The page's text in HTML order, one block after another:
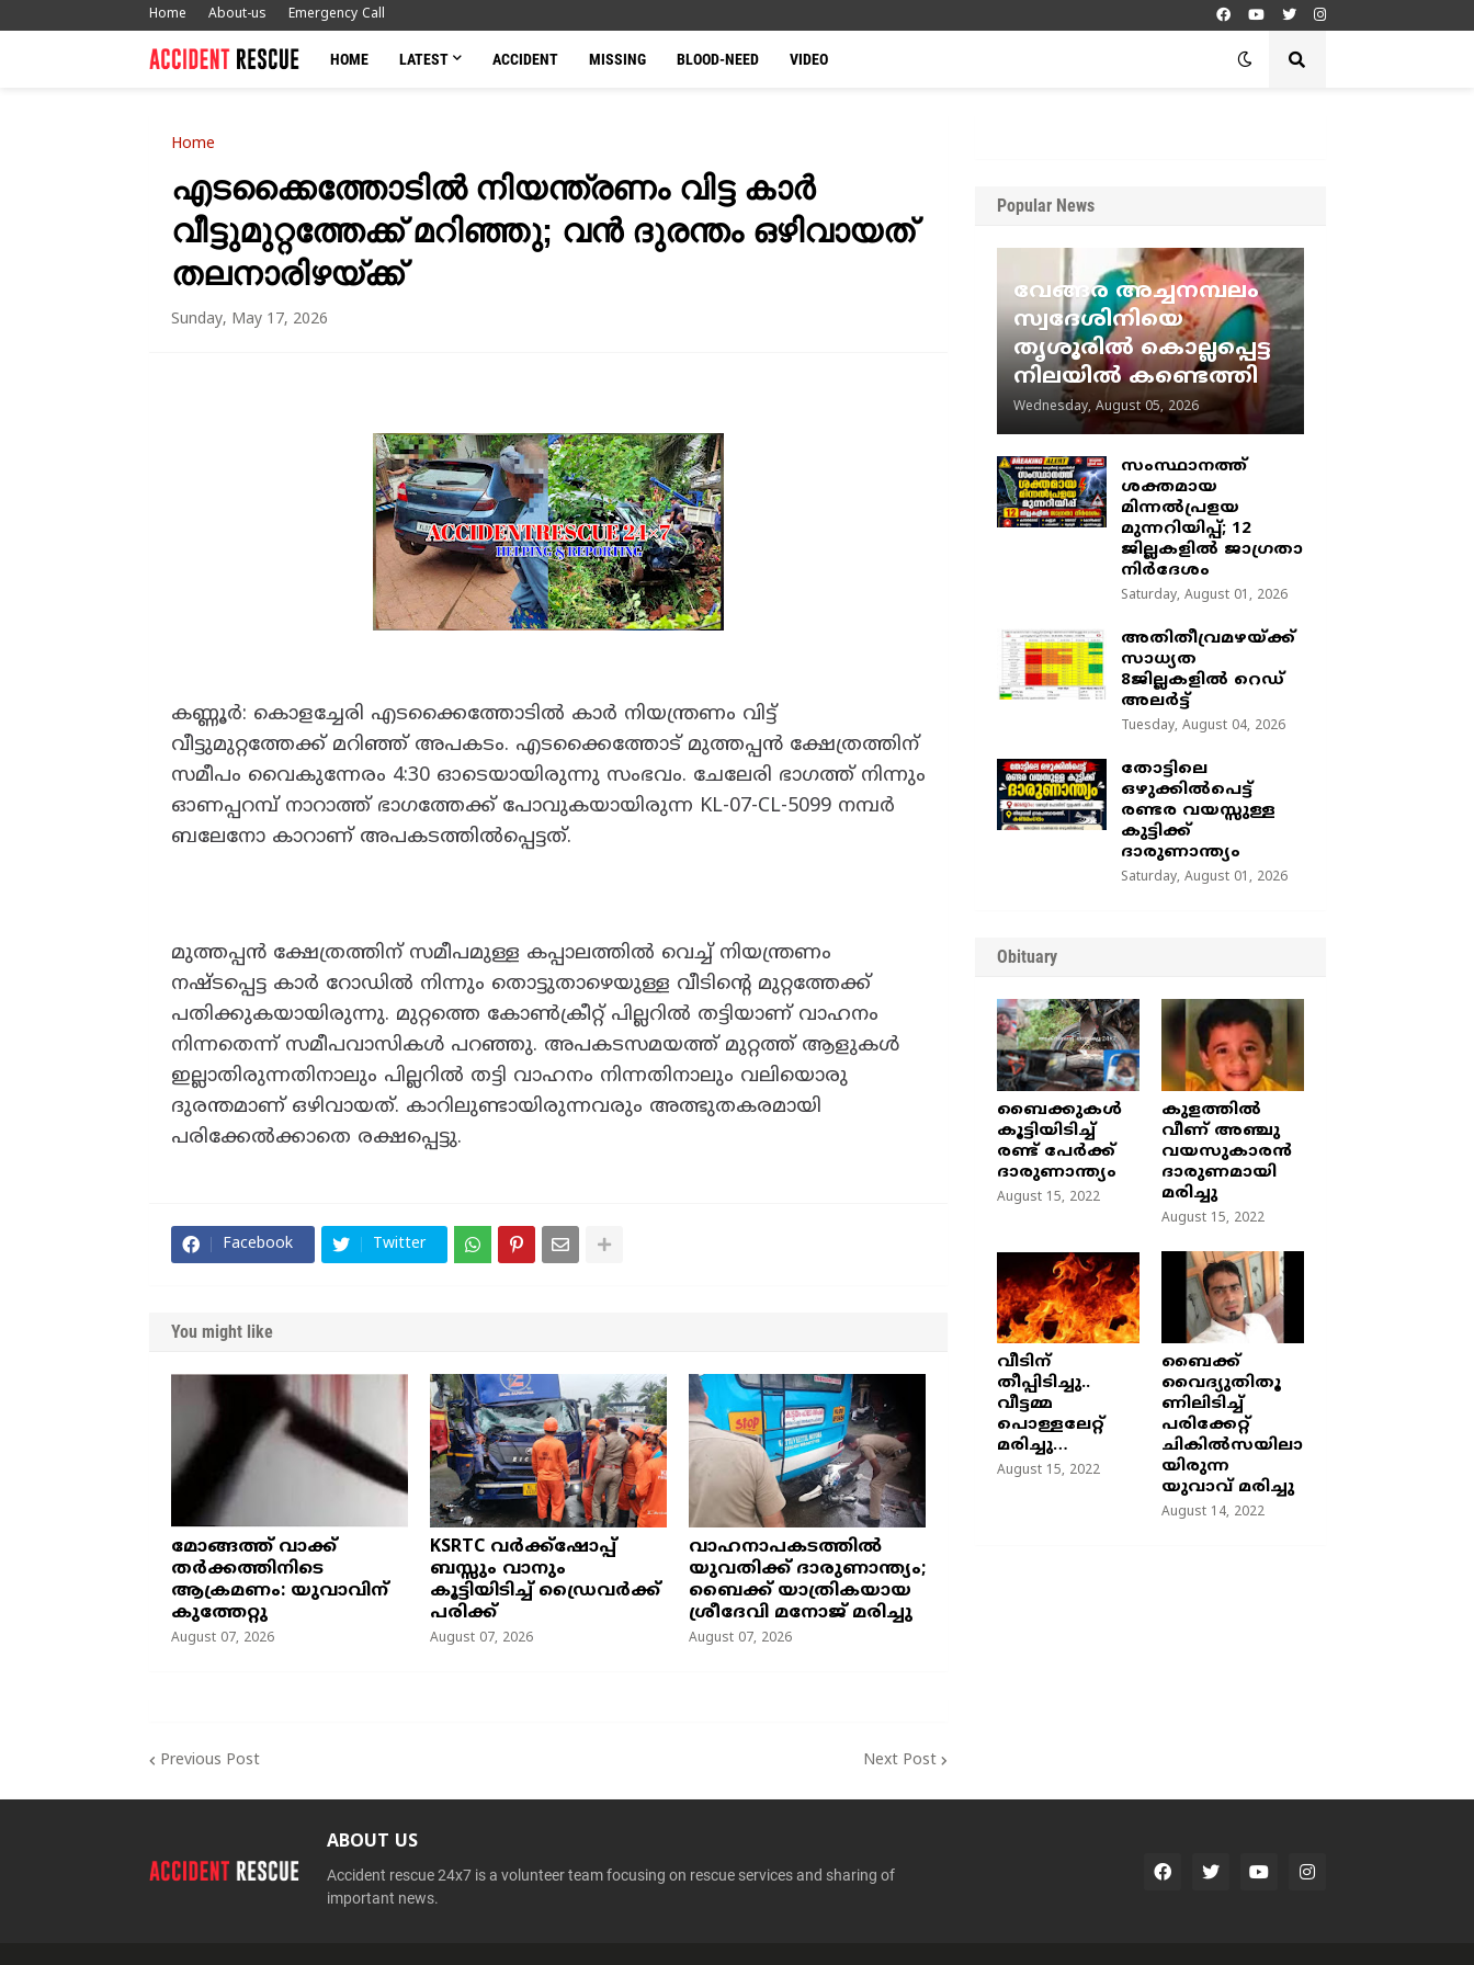
Home About-us Emergency Call
HOME LATEST ACCIDENT MISSING BLOOD-NEED VIDEO
Home
എടക്കൈത്തോടിൽ നിയന്ത്രണം വിട്ട കാർ
വീട്ടുമുറ്റത്തേക്ക് മറിഞ്ഞു; വൻ ദുരന്തം ഒഴിവായത്
തലനാരിഴയ്ക്ക്
Sunday, May 17, 2026
കണ്ണൂർ: കൊളച്ചേരി എടക്കൈത്തോടിൽ കാർ നിയന്ത്രണം വിട്ട്
വീട്ടുമുറ്റത്തേക്ക് മറിഞ്ഞ് അപകടം. എടക്കൈത്തോട് മുത്തപ്പൻ ക്ഷേത്രത്തിന്
സമീപം വൈകുന്നേരം 4:30 ഓടെയായിരുന്നു സംഭവം. ചേലേരി ഭാഗത്ത് നിന്നും
ഓണപ്പറമ്പ് നാറാത്ത് ഭാഗത്തേക്ക് പോവുകയായിരുന്ന KL-07-CL-5099 നമ്പർ
ബലേനോ കാറാണ് അപകടത്തിൽപ്പെട്ടത്.
മുത്തപ്പൻ ക്ഷേത്രത്തിന് സമീപമുള്ള കപ്പാലത്തിൽ വെച്ച് നിയന്ത്രണം
നഷ്ടപ്പെട്ട കാർ റോഡിൽ നിന്നും തൊട്ടുതാഴെയുള്ള വീടിന്റെ മുറ്റത്തേക്ക്
പതിക്കുകയായിരുന്നു. മുറ്റത്തെ കോൺക്രീറ്റ് പില്ലറിൽ തട്ടിയാണ് വാഹനം
നിന്നതെന്ന് സമീപവാസികൾ പറഞ്ഞു. അപകടസമയത്ത് മുറ്റത്ത് ആളുകൾ
ഇല്ലാതിരുന്നതിനാലും പില്ലറിൽ തട്ടി വാഹനം നിന്നതിനാലും വലിയൊരു
ദുരന്തമാണ് ഒഴിവായത്. കാറിലുണ്ടായിരുന്നവരും അത്ഭുതകരമായി
പരിക്കേൽക്കാതെ രക്ഷപ്പെട്ടു.
Facebook Twitter
You might like
മോങ്ങത്ത് വാക്ക്
തർക്കത്തിനിടെ
ആക്രമണം: യുവാവിന്
കുത്തേറ്റു
August 07, 2026
KSRTC വർക്ക്ഷോപ്പ്
ബസ്സും വാനും
കൂട്ടിയിടിച്ച് ഡ്രൈവർക്ക്
പരിക്ക്
August 07, 2026
വാഹനാപകടത്തിൽ
യുവതിക്ക് ദാരുണാന്ത്യം;
ബൈക്ക് യാത്രികയായ
ശ്രീദേവി മനോജ് മരിച്ചു
August 07, 2026
Previous Post Next Post
Popular News
വേങ്ങര അച്ചനമ്പലം
സ്വദേശിനിയെ
തൃശൂരിൽ കൊല്ലപ്പെട്ട
നിലയിൽ കണ്ടെത്തി
Wednesday, August 05, 2026
സംസ്ഥാനത്ത്
ശക്തമായ
മിന്നൽപ്രളയ
മുന്നറിയിപ്പ്; 12
ജില്ലകളിൽ ജാഗ്രതാ
നിർദേശം
Saturday, August 01, 2026
അതിതീവ്രമഴയ്ക്ക്
സാധ്യത
8ജില്ലകളിൽ റെഡ്
അലർട്ട്
Tuesday, August 04, 2026
തോട്ടിലെ
ഒഴുക്കിൽപെട്ട്
രണ്ടര വയസ്സുള്ള
കുട്ടിക്ക്
ദാരുണാന്ത്യം
Saturday, August 01, 2026
Obituary
ബൈക്കുകൾ
കൂട്ടിയിടിച്ച്
രണ്ട് പേർക്ക്
ദാരുണാന്ത്യം
August 15, 2022
കുളത്തില്‍
വീണ് അഞ്ചു
വയസുകാരന്‍
ദാരുണമായി
മരിച്ചു
August 15, 2022
വീടിന്
തീപ്പിടിച്ചു..
വീട്ടമ്മ
പൊള്ളലേറ്റ്
മരിച്ചു…
August 15, 2022
ബൈക്ക്
വൈദ്യുതിതൂ
ണിലിടിച്ച്‌
പരിക്കേറ്റ്
ചികില്‍സയിലാ
യിരുന്ന
യുവാവ് മരിച്ചു
August 14, 2022
ABOUT US
Accident rescue 24x7 is a volunteer team focusing on rescue services and sharing of
important news.